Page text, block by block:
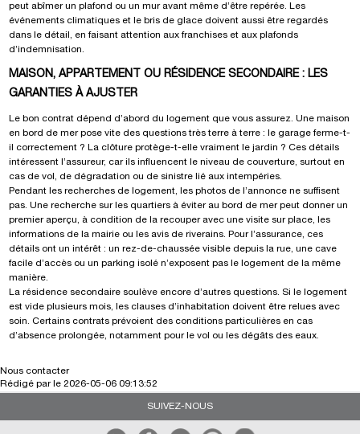
peut abîmer un plafond ou un mur avant même d’être repérée. Les
événements climatiques et le bris de glace doivent aussi être regardés
dans le détail, en faisant attention aux franchises et aux plafonds
d’indemnisation.
MAISON, APPARTEMENT OU RÉSIDENCE SECONDAIRE : LES
GARANTIES À AJUSTER
Le bon contrat dépend d’abord du logement que vous assurez. Une maison
en bord de mer pose vite des questions très terre à terre : le garage ferme-t-
il correctement ? La clôture protège-t-elle vraiment le jardin ? Ces détails
intéressent l’assureur, car ils influencent le niveau de couverture, surtout en
cas de vol, de dégradation ou de sinistre lié aux intempéries.
Pendant les recherches de logement, les photos de l’annonce ne suffisent
pas. Une recherche sur les quartiers à éviter au bord de merpeut donner un
premier aperçu, à condition de la recouper avec une visite sur place, les
informations de la mairie ou les avis de riverains. Pour l’assurance, ces
détails ont un intérêt : un rez-de-chaussée visible depuis la rue, une cave
facile d’accès ou un parking isolé n’exposent pas le logement de la même
manière.
La résidence secondaire soulève encore d’autres questions. Si le logement
est vide plusieurs mois, les clauses d’inhabitation doivent être relues avec
soin. Certains contrats prévoient des conditions particulières en cas
d’absence prolongée, notamment pour le vol ou les dégâts des eaux.
Nous contacter
Rédigé par le 2026-05-06 09:13:52
SUIVEZ-NOUS